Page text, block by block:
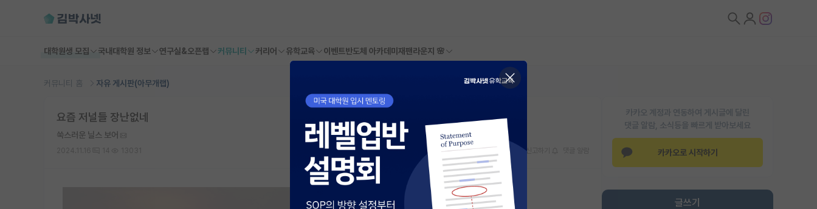
대학원생 모집 국내대학원 정보 연구실&오픈랩 커뮤니티 커리어 유학교육 이벤트반도체 아카데미 재팬라운지 🌸
커뮤니티 홈 자유 게시판(아무개랩)
카카오 계정과 연동하여 게시글에 달린
댓글 알람, 소식등을 빠르게 받아보세요
카카오로 시작하기
글쓰기
요즘 저널들 장난없네
쑥스러운 닐스 보어
스크랩 신고하기